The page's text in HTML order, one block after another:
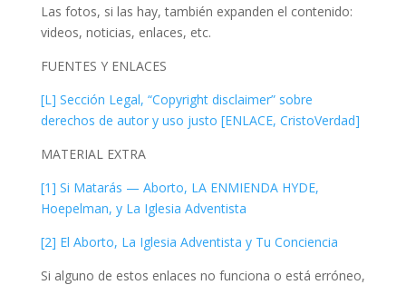
Las fotos, si las hay, también expanden el contenido:
videos, noticias, enlaces, etc.
FUENTES Y ENLACES
[L] Sección Legal, “Copyright disclaimer” sobre
derechos de autor y uso justo [ENLACE, CristoVerdad]
MATERIAL EXTRA
[1] Si Matarás — Aborto, LA ENMIENDA HYDE,
Hoepelman, y La Iglesia Adventista
[2] El Aborto, La Iglesia Adventista y Tu Conciencia
Si alguno de estos enlaces no funciona o está erróneo,